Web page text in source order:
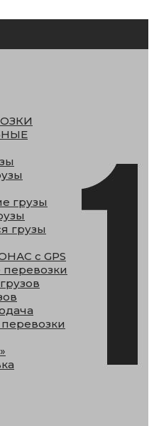
грузы
грузы
с GPS